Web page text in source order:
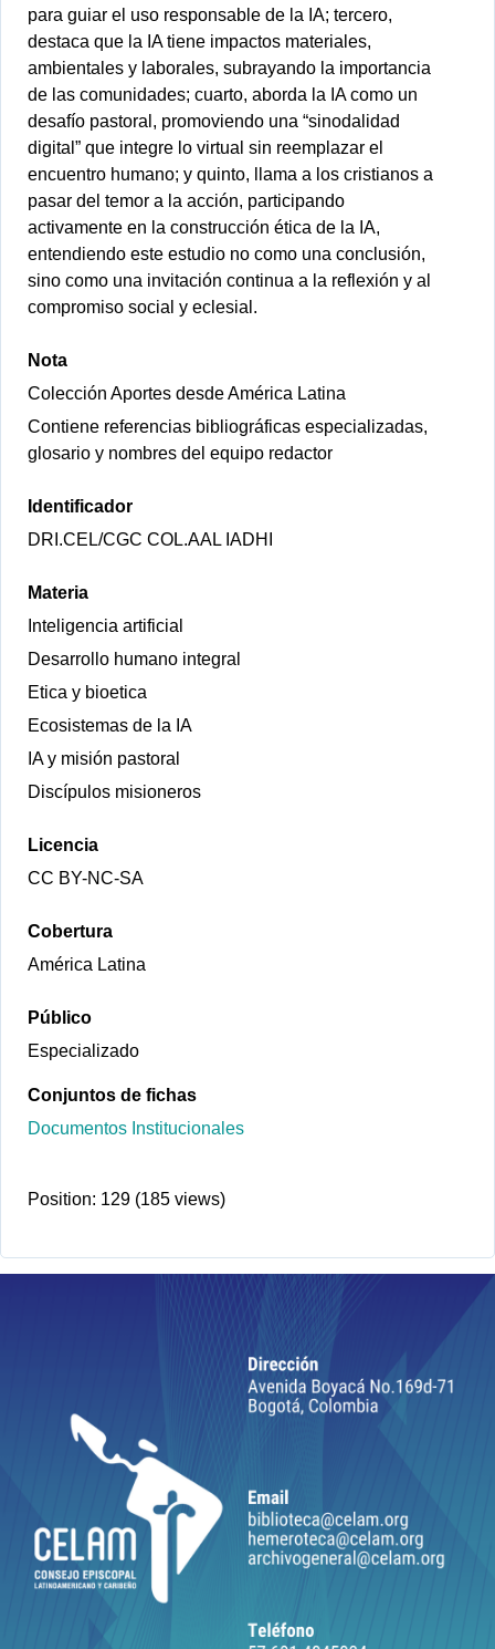
para guiar el uso responsable de la IA; tercero,
destaca que la IA tiene impactos materiales,
ambientales y laborales, subrayando la importancia
de las comunidades; cuarto, aborda la IA como un
desafío pastoral, promoviendo una “sinodalidad
digital” que integre lo virtual sin reemplazar el
encuentro humano; y quinto, llama a los cristianos a
pasar del temor a la acción, participando
activamente en la construcción ética de la IA,
entendiendo este estudio no como una conclusión,
sino como una invitación continua a la reflexión y al
compromiso social y eclesial.
Nota
Colección Aportes desde América Latina
Contiene referencias bibliográficas especializadas,
glosario y nombres del equipo redactor
Identificador
DRI.CEL/CGC COL.AAL IADHI
Materia
Inteligencia artificial
Desarrollo humano integral
Etica y bioetica
Ecosistemas de la IA
IA y misión pastoral
Discípulos misioneros
Licencia
CC BY-NC-SA
Cobertura
América Latina
Público
Especializado
Conjuntos de fichas
Documentos Institucionales
Position: 129 (185 views)